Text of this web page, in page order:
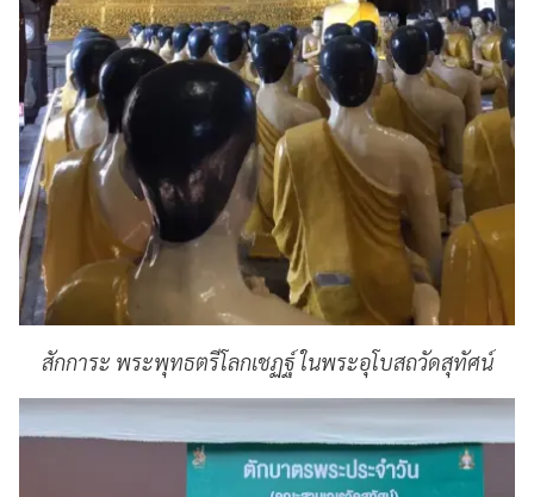
สักการะ พระพุทธตรีโลกเชฏฐ์ ในพระอุโบสถวัดสุทัศน์